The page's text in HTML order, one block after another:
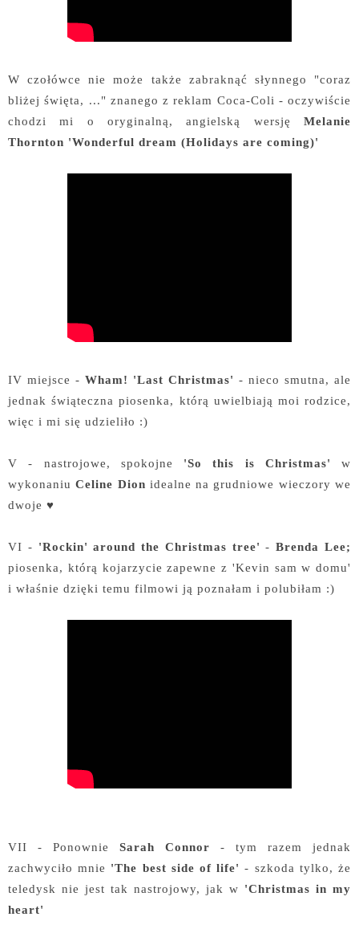
W czołówce nie może także zabraknąć słynnego "coraz
bliżej święta, ..." znanego z reklam Coca-Coli - oczywiście
chodzi mi o oryginalną, angielską wersję Melanie
Thornton 'Wonderful dream (Holidays are coming)'
IV miejsce - Wham! 'Last Christmas' - nieco smutna, ale
jednak świąteczna piosenka, którą uwielbiają moi rodzice,
więc i mi się udzieliło :)
V - nastrojowe, spokojne 'So this is Christmas' w
wykonaniuCeline Dion idealne na grudniowe wieczory we
dwoje ♥
VI - 'Rockin' around the Christmas tree' -Brenda Lee;
piosenka, którą kojarzycie zapewne z 'Kevin sam w domu'
i właśnie dzięki temu filmowi ją poznałam i polubiłam :)
VII - Ponownie Sarah Connor - tym razem jednak
zachwyciło mnie 'The best side of life' - szkoda tylko, że
teledysk nie jest tak nastrojowy, jak w 'Christmas in my
heart'